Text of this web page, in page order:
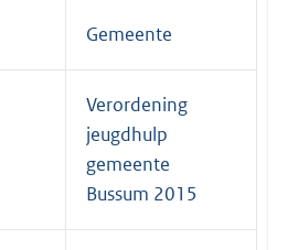
Gemeente
Verordening
jeugdhulp
gemeente
Bussum 2015